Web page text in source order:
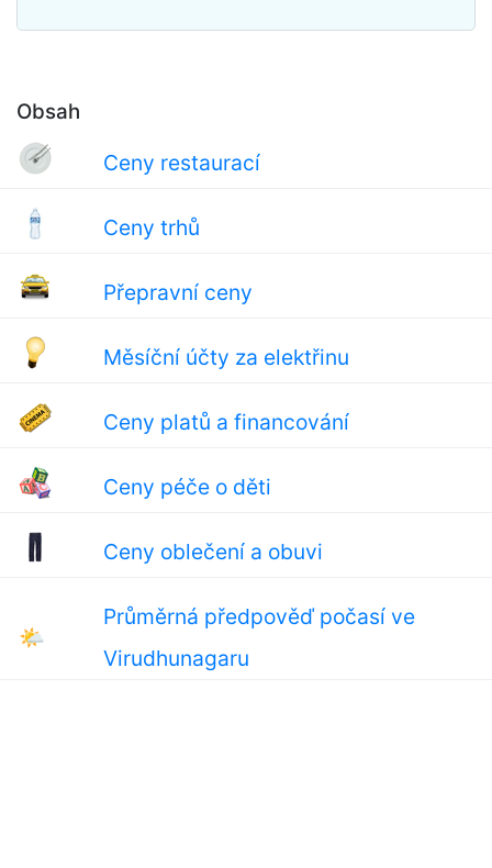
Obsah
Ceny restaurací
Ceny trhů
Přepravní ceny
Měsíční účty za elektřinu
Ceny platů a financování
Ceny péče o děti
Ceny oblečení a obuvi
🌤
Průměrná předpověď počasí ve
Virudhunagaru